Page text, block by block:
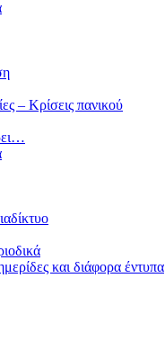
– Κρίσεις πανικού
και διάφορα έντυπα